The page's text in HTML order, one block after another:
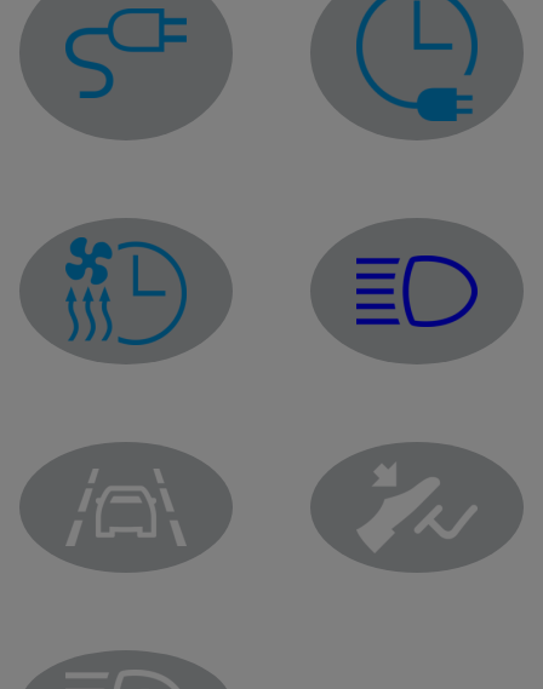
Lampica upozorenja za priključen kabl za punjenje
Lampica upozorenja
Indikator programiranja klima-uređaja
Indikator za duga
Upozoravajuća lampica za sprečavanje izlaska iz
Lampica upozorenja